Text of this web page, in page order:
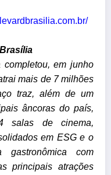
em junho
mais de 7 milhões
traz, além de um
âncoras do país,
salas de cinema,
em ESG e o
gastronômica com
principais atrações